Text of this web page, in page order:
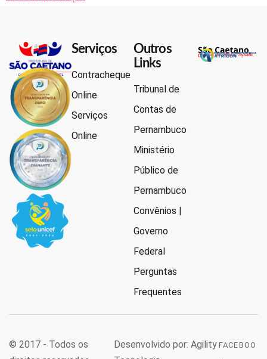
Serviços
Contracheque
Online
Serviços
Online
Outros
Links
Tribunal de
Contas de
Pernambuco
Ministério
Público de
Pernambuco
Convênios |
Governo
Federal
Perguntas
Frequentes
© 2017 - Todos os
Desenvolvido por: Agility FACEBOO